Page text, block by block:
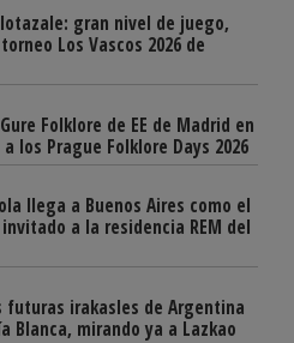
gran nivel de juego,
Los Vascos 2026 de
Folklore de EE de Madrid en
los Prague Folklore Days 2026
llega a Buenos Aires como el
a la residencia REM del
futuras irakasles de Argentina
Blanca, mirando ya a Lazkao